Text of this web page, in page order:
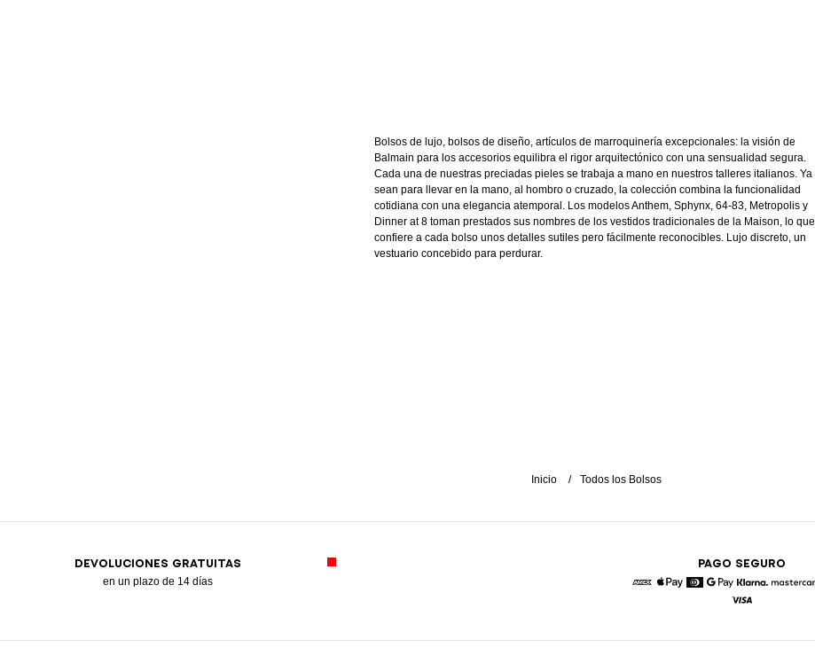
Bolsos de lujo, bolsos de diseño, artículos de marroquinería excepcionales: la visión de
Balmain para los accesorios equilibra el rigor arquitectónico con una sensualidad segura.
Cada una de nuestras preciadas pieles se trabaja a mano en nuestros talleres italianos. Ya
sean para llevar en la mano, al hombro o cruzado, la colección combina la funcionalidad
cotidiana con una elegancia atemporal. Los modelos Anthem, Sphynx, 64-83, Metropolis y
Dinner at 8 toman prestados sus nombres de los vestidos tradicionales de la Maison, lo que
confiere a cada bolso unos detalles sutiles pero fácilmente reconocibles. Lujo discreto, un
vestuario concebido para perdurar.
Inicio Todos los Bolsos
DEVOLUCIONES GRATUITAS
en un plazo de 14 días
PAGO SEGURO
Google Pay
Klarna